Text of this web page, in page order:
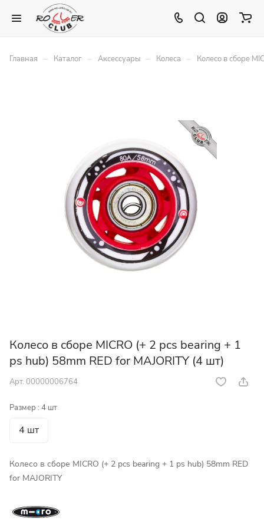
Главная – Каталог – Аксессуары – Колеса – Колесо в сборе
Колесо в сборе MICRO (+ 2 pcs bearing + 1
ps hub) 58mm RED for MAJORITY (4 шт)
Арт. 00000006764
Размер : 4 шт
4 шт
Колесо в сборе MICRO (+ 2 pcs bearing + 1 ps hub) 58mm RED
for MAJORITY